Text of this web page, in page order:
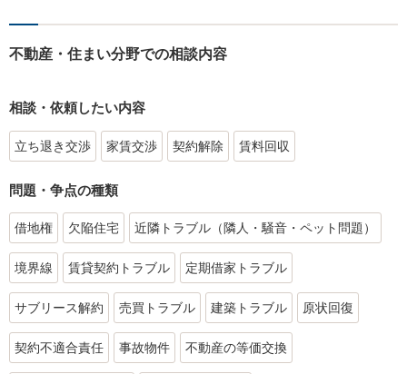
不動産・住まい分野での相談内容
相談・依頼したい内容
立ち退き交渉 家賃交渉 契約解除 賃料回収
問題・争点の種類
借地権 欠陥住宅 近隣トラブル（隣人・騒音・ペット問題）
境界線 賃貸契約トラブル 定期借家トラブル
サブリース解約 売買トラブル 建築トラブル 原状回復
契約不適合責任 事故物件 不動産の等価交換